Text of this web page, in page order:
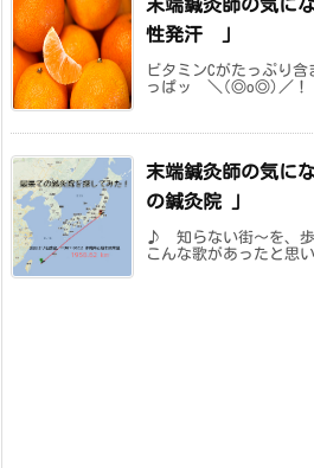
末端鍼灸師の気
性発汗 」
ビタミンCがたっぷ
っぱッ ＼(◎o◎)／！
末端鍼灸師の気に
の鍼灸院 」
♪ 知らない街～を、
こんな歌があったと思